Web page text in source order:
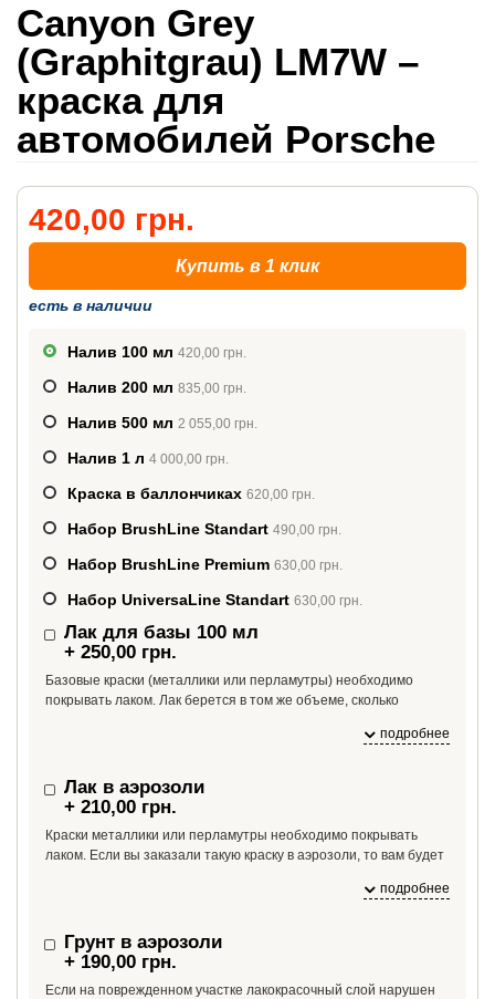
Canyon Grey
(Graphitgrau) LM7W –
краска для
автомобилей Porsche
420,00 грн.
Купить в 1 клик
есть в наличии
Налив 100 мл 420,00 грн.
Налив 200 мл 835,00 грн.
Налив 500 мл 2 055,00 грн.
Налив 1 л 4 000,00 грн.
Краска в баллончиках 620,00 грн.
Набор BrushLine Standart 490,00 грн.
Набор BrushLine Premium 630,00 грн.
Набор UniversaLine Standart 630,00 грн.
Лак для базы 100 мл
+ 250,00 грн.
Базовые краски (металлики или перламутры) необходимо
покрывать лаком. Лак берется в том же объеме, сколько
подробнее
Лак в аэрозоли
+ 210,00 грн.
Краски металлики или перламутры необходимо покрывать
лаком. Если вы заказали такую краску в аэрозоли, то вам будет
подробнее
Грунт в аэрозоли
+ 190,00 грн.
Если на поврежденном участке лакокрасочный слой нарушен